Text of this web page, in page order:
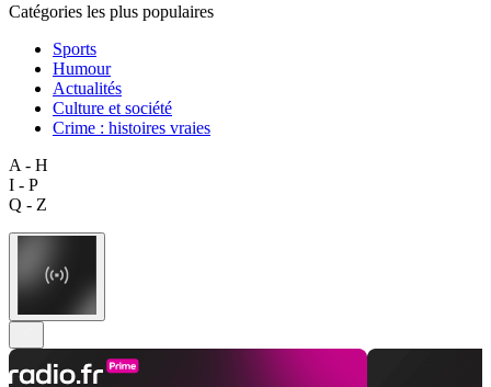
Catégories les plus populaires
Sports
Humour
Actualités
Culture et société
Crime : histoires vraies
A - H
I - P
Q - Z